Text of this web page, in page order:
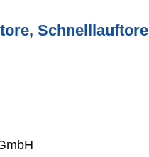
Schnelllauftore